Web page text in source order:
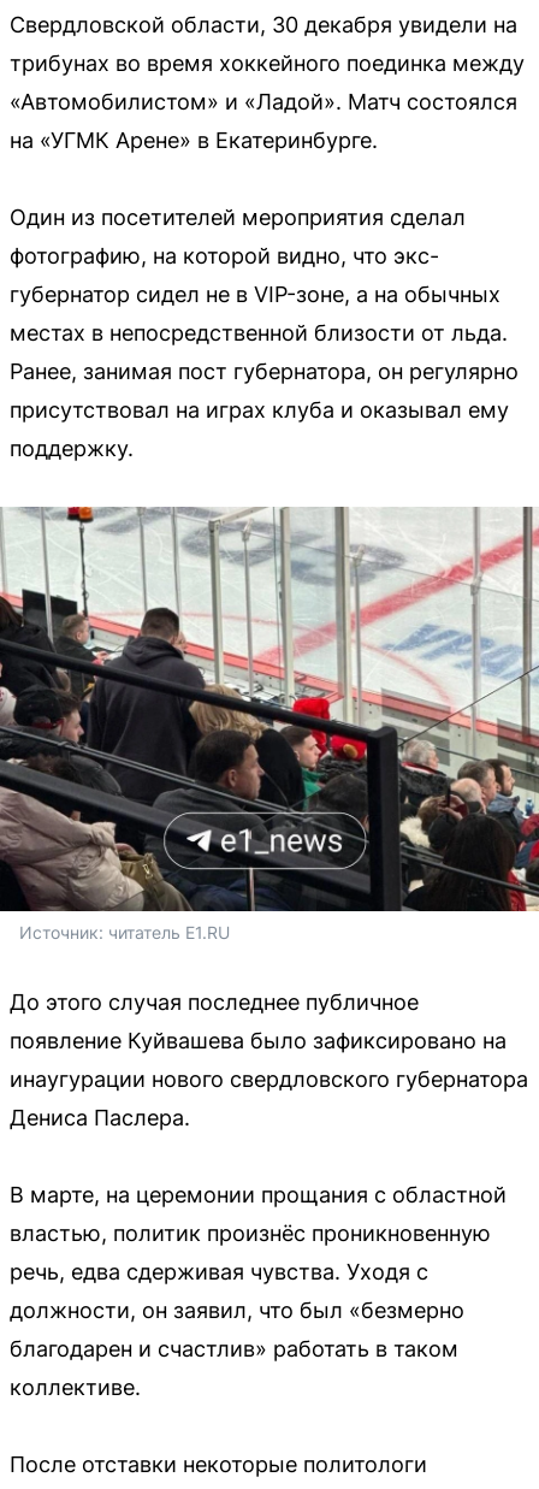
Свердловской области, 30 декабря увидели на
трибунах во время хоккейного поединка между
«Автомобилистом» и «Ладой». Матч состоялся
на «УГМК Арене» в Екатеринбурге.
Один из посетителей мероприятия сделал
фотографию, на которой видно, что экс-
губернатор сидел не в VIP-зоне, а на обычных
местах в непосредственной близости от льда.
Ранее, занимая пост губернатора, он регулярно
присутствовал на играх клуба и оказывал ему
поддержку.
Источник: читатель E1.RU
До этого случая последнее публичное
появление Куйвашева было зафиксировано на
инаугурации нового свердловского губернатора
Дениса Паслера.
В марте, на церемонии прощания с областной
властью, политик произнёс проникновенную
речь, едва сдерживая чувства. Уходя с
должности, он заявил, что был «безмерно
благодарен и счастлив» работать в таком
коллективе.
После отставки некоторые политологи